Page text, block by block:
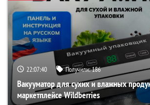
22:07:39 Получили:186
Вакууматор для сухих и влажных
маркетплейсе Wildberries